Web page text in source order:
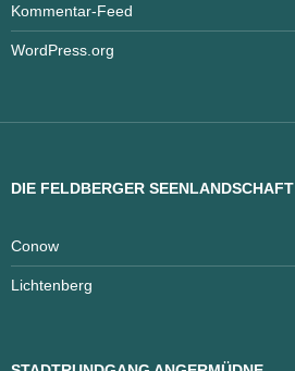
Kommentar-Feed
WordPress.org
DIE FELDBERGER SEENLANDSCHAFT
Conow
Lichtenberg